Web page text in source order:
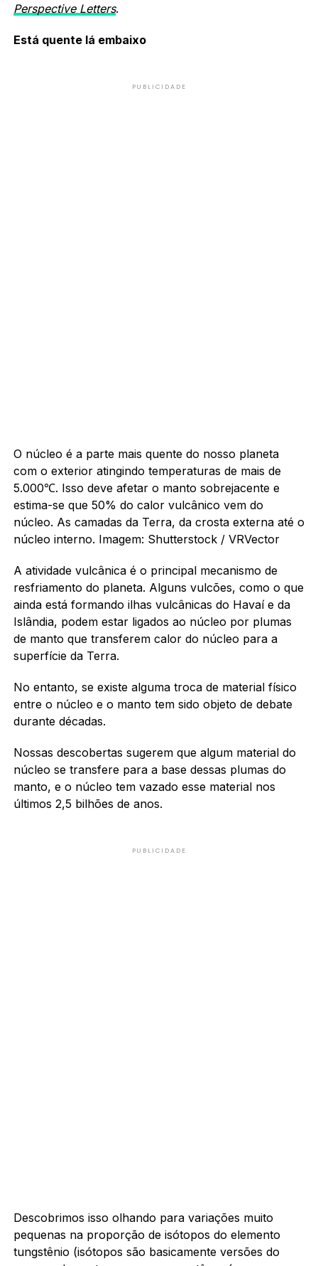
Perspective Letters.
Está quente lá embaixo
PUBLICIDADE
O núcleo é a parte mais quente do nosso planeta
com o exterior atingindo temperaturas de mais de
5.000℃. Isso deve afetar o manto sobrejacente e
estima-se que 50% do calor vulcânico vem do
núcleo. As camadas da Terra, da crosta externa até o
núcleo interno. Imagem: Shutterstock / VRVector
A atividade vulcânica é o principal mecanismo de
resfriamento do planeta. Alguns vulcões, como o que
ainda está formando ilhas vulcânicas do Havaí e da
Islândia, podem estar ligados ao núcleo por plumas
de manto que transferem calor do núcleo para a
superfície da Terra.
No entanto, se existe alguma troca de material físico
entre o núcleo e o manto tem sido objeto de debate
durante décadas.
Nossas descobertas sugerem que algum material do
núcleo se transfere para a base dessas plumas do
manto, e o núcleo tem vazado esse material nos
últimos 2,5 bilhões de anos.
PUBLICIDADE
Descobrimos isso olhando para variações muito
pequenas na proporção de isótopos do elemento
tungstênio (isótopos são basicamente versões do